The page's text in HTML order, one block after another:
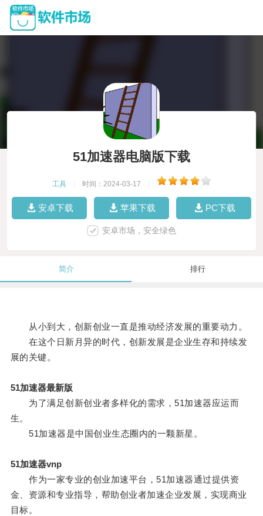
51加速器电脑版下载
工具 时间：2024-03-17
安卓下载 苹果下载 PC下载
安卓市场，安全绿色
简介 排行
从小到大，创新创业一直是推动经济发展的重要动力。
在这个日新月异的时代，创新发展是企业生存和持续发
展的关键。
51加速器最新版
为了满足创新创业者多样化的需求，51加速器应运而
生。
51加速器是中国创业生态圈内的一颗新星。
51加速器vnp
作为一家专业的创业加速平台，51加速器通过提供资
金、资源和专业指导，帮助创业者加速企业发展，实现商业
目标。